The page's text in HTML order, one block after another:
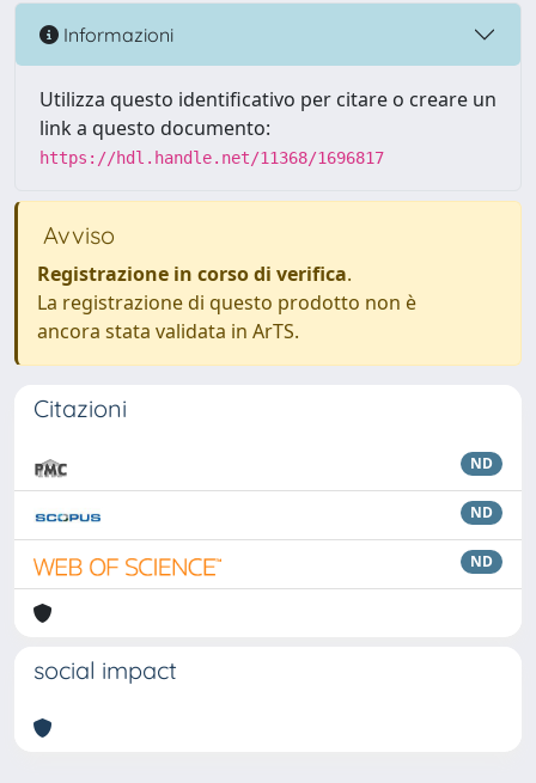
Informazioni
Utilizza questo identificativo per citare o creare un
link a questo documento:
https://hdl.handle.net/11368/1696817
Avviso
Registrazione in corso di verifica.
La registrazione di questo prodotto non è
ancora stata validata in ArTS.
Citazioni
ND
ND
ND
social impact